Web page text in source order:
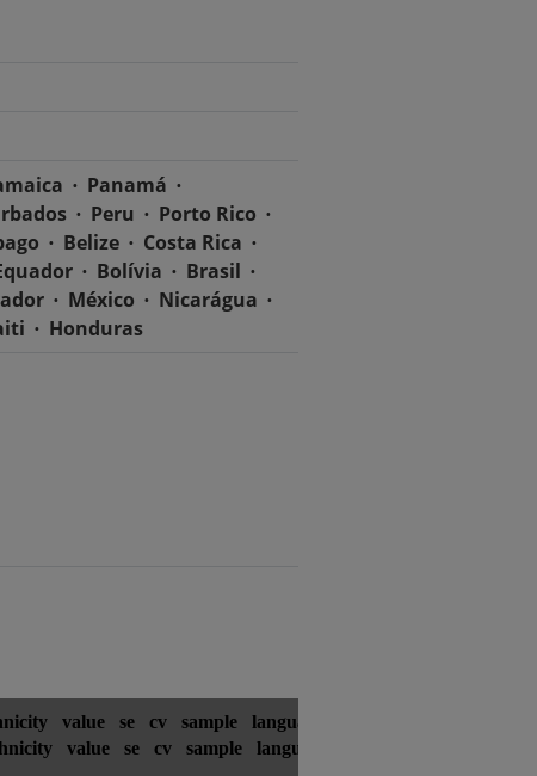
Panamá
Peru
Porto Rico
Belize
Costa Rica
Bolívia
Brasil
México
Nicarágua
Honduras